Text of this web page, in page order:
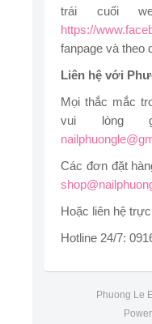
trái cuối
https://
fanpage và theo
Liên hệ với
Mọi thắc mắc
vui lòng
Các đơn đặt
Hoặc liên hệ
Hotline 24/7:
Phuong Le